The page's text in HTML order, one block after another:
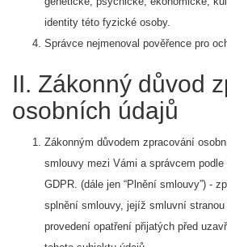
identity této fyzické osoby.
Správce nejmenoval pověřence pro
II. Zákonný důvod
osobních údajů
Zákonným důvodem zpracování
smlouvy mezi Vámi a správcem
GDPR. (dále jen “Plnění smlouvy”) -
splnění smlouvy, jejíž smluvní
provedení opatření přijatých před